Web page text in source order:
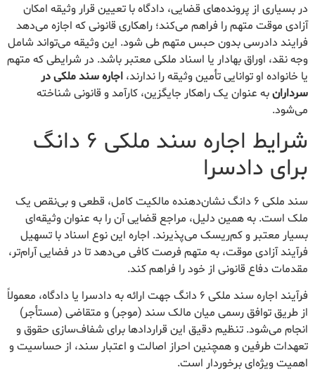
در بسیاری از پرونده‌های قضایی، دادگاه با تعیین قرار وثیقه امکان
آزادی موقت متهم را فراهم می‌کند؛ راهکاری قانونی که اجازه می‌دهد
فرایند دادرسی بدون حبس متهم طی شود. این وثیقه می‌تواند شامل
وجه نقد، اوراق بهادار یا اسناد ملکی معتبر باشد. در شرایطی که متهم
یا خانواده او توانایی تأمین وثیقه را ندارند، اجاره سند ملکی در
سردارانبه عنوان یک راهکار جایگزین، کارآمد و قانونی شناخته
می‌شود.
شرایط اجاره سند ملکی ۶ دانگ
برای دادسرا
سند ملکی ۶ دانگ نشان‌دهنده مالکیت کامل، قطعی و بی‌نقص یک
ملک است. به همین دلیل، مراجع قضایی آن را به عنوان وثیقه‌ای
بسیار معتبر و کم‌ریسک می‌پذیرند. اجاره این نوع اسناد با تسهیل
فرآیند آزادی موقت، به متهم فرصت کافی می‌دهد تا در فضایی آرام‌تر،
مقدمات دفاع قانونی از خود را فراهم کند.
فرآیند اجاره سند ملکی ۶ دانگ جهت ارائه به دادسرا یا دادگاه، معمولاً
از طریق توافق رسمی میان مالک سند (موجر) و متقاضی (مستأجر)
انجام می‌شود. تنظیم دقیق این قراردادها برای شفاف‌سازی حقوق و
تعهدات طرفین و همچنین احراز اصالت و اعتبار سند، از حساسیت و
اهمیت ویژه‌ای برخوردار است.